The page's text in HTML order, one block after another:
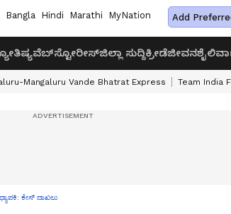
Bangla Hindi Marathi MyNation Add
ವೆಬ್‌ಸ್ಟೋರೀಸ್ಜಿಲ್ಲಾ ಸುದ್ದಿಕ್ರೀಡೆಜೀವನಶೈಲಿ
Mangaluru Vande Bhatrat Express Team India
ಕೇಸ್‌ ದಾಖಲು